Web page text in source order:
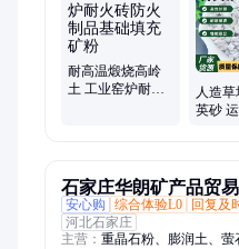
土、漂白土、萤石粉、米白
酸铝纤维、重钙、轻钙
耐高温煅烧高岭
土 工业窑炉耐火
人造
英砂
石家庄华朗矿产品贸
安心购
综合体验L0 回复及
河北石家庄
主营： 重晶石粉、膨润土、